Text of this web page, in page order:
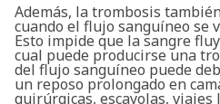
Además, la trombosis
cuando el flujo sanguíneo se
Esto impide que la sangre
cual puede producirse una
del flujo sanguíneo puede
un reposo prolongado en
quirúrgicas, escayolas, viajes